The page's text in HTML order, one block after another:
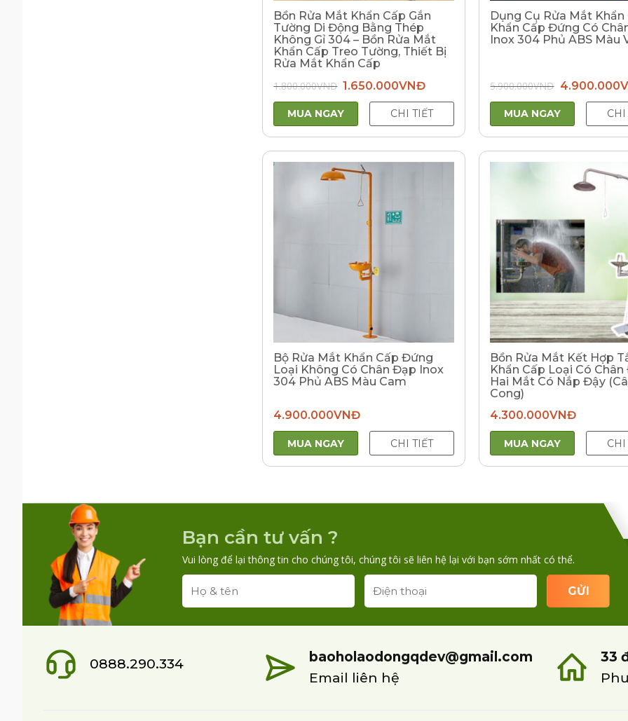
Bồn Rửa Mắt Khẩn Cấp Gắn
Tường Di Động Bằng Thép
Không Gỉ 304 – Bồn Rửa Mắt
Khẩn Cấp Treo Tường, Thiết Bị
Rửa Mắt Khẩn Cấp
1.800.000VNĐ Giá
gốc
là:
1.800.000VNĐ.
1.650.000VNĐGiá
tại
là:
1.650.000VNĐ.
MUA NGAY CHI TIẾT
Dụng Cụ Rửa Mắt Khẩn
Khẩn Cấp Đứng Có
Inox 304 Phủ ABS Màu
5.900.000VNĐ Giá
gốc
là:
4.900.000
MUA NGAY CHI
Bộ Rửa Mắt Khẩn Cấp Đứng
Loại Không Có Chân Đạp Inox
304 Phủ ABS Màu Cam
4.900.000VNĐ
MUA NGAY CHI TIẾT
Bồn Rửa Mắt Kết Hợp
Khẩn Cấp Loại Có Chân
Hai Mắt Có Nắp Đậy
Cong)
4.300.000VNĐ
MUA NGAY CHI
Bạn cần tư vấn ?
Vui lòng để lại thông tin cho chúng tôi, chúng tôi sẽ liên hệ lại với bạn sớm nhất có thể.
0888.290.334
baoholaodongqdev@gmail.com
Email liên hệ
33